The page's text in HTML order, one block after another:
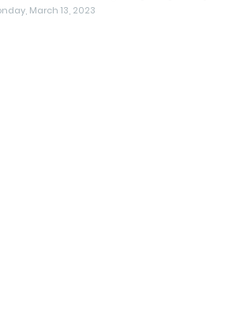
March 13, 2023